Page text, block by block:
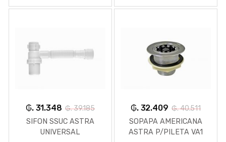
26916615
₲. 31.348 ₲. 39.185
SIFON SSUC ASTRA
UNIVERSAL
₲. 32.409 ₲. 40.511
SOPAPA AMERICANA
ASTRA P/PILETA VA1